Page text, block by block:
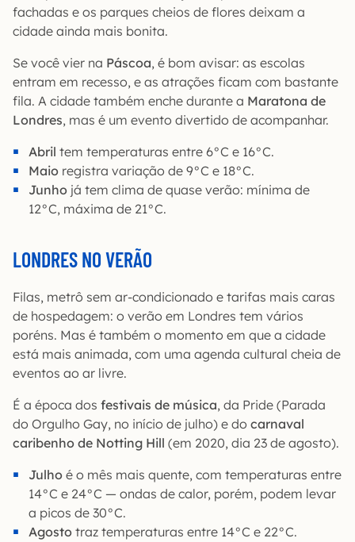
fachadas e os parques cheios de flores deixam a
cidade ainda mais bonita.
Se você vier na Páscoa, é bom avisar: as escolas
entram em recesso, e as atrações ficam com bastante
fila. A cidade também enche durante a Maratona de
Londres, mas é um evento divertido de acompanhar.
Abril tem temperaturas entre 6°C e 16°C.
Maio registra variação de 9°C e 18°C.
Junho já tem clima de quase verão: mínima de
12°C, máxima de 21°C.
LONDRES NO VERÃO
Filas, metrô sem ar-condicionado e tarifas mais caras
de hospedagem: o verão em Londres tem vários
poréns. Mas é também o momento em que a cidade
está mais animada, com uma agenda cultural cheia de
eventos ao ar livre.
É a época dos festivais de música, da Pride (Parada
do Orgulho Gay, no início de julho) e do carnaval
caribenho de Notting Hill (em 2020, dia 23 de agosto).
Julho é o mês mais quente, com temperaturas entre
14°C e 24°C — ondas de calor, porém, podem levar
a picos de 30°C.
Agosto traz temperaturas entre 14°C e 22°C.